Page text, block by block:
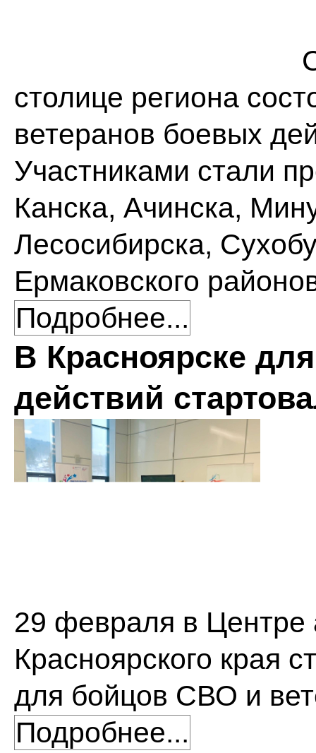
столице региона
ветеранов боевых
Участниками стали
Канска, Ачинска,
Лесосибирска,
Ермаковского
Подробнее...
В Красноярске
действий
29 февраля в Центре
Красноярского края
для бойцов СВО и
Подробнее...